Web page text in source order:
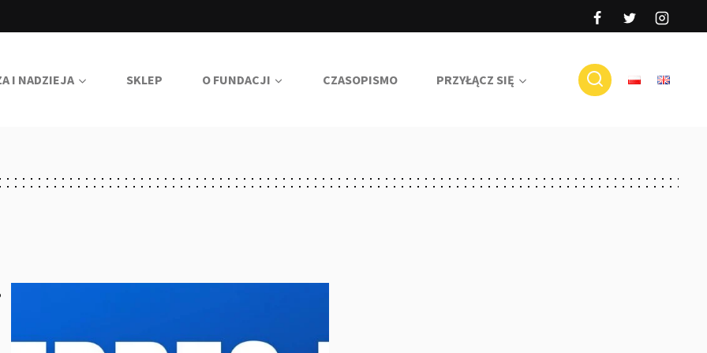
I NADZIEJA SKLEP O FUNDACJI CZASOPISMO PRZYŁĄCZ SIĘ